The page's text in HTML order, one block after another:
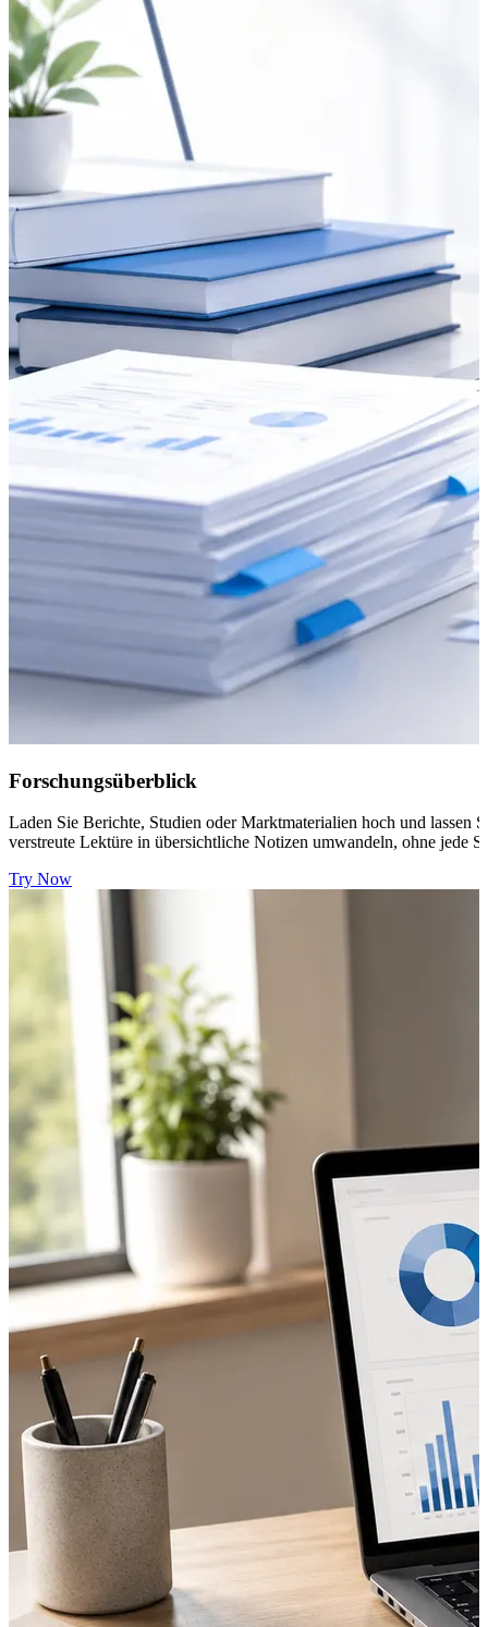
Forschungsüberblick
Laden Sie Berichte, Studien oder Marktmaterialien hoch und lassen
verstreute Lektüre in übersichtliche Notizen umwandeln, ohne jede
Try Now